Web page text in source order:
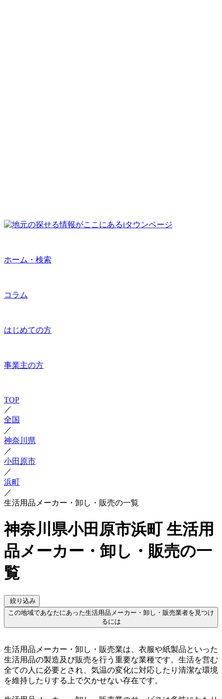
ホーム・検索
コラム
はじめての方
事業主の方
TOP
／
全国
／
神奈川県
／
小田原市
／
浜町
／
生活用品メーカー・卸し・販売の一覧
神奈川県小田原市浜町 生活用
品メーカー・卸し・販売の一
覧
絞り込み
この地域であなたにあった生活用品メーカー・卸し・販売業者を見つけ
るには
生活用品メーカー・卸し・販売業は、衣服や紙製品といった
生活用品の製造及び販売を行う重要な業種です。生活を営む
全ての人に必要とされ、気温の変化に対応したり清潔な環境
を維持したりする上で欠かせない存在です。